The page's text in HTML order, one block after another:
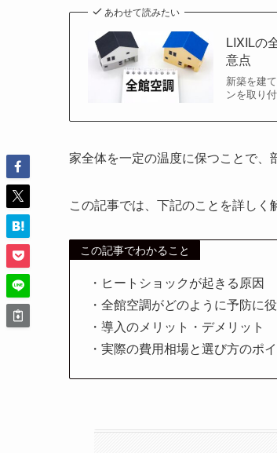
あわせて読みたい
LIXILの
意点
新築を建
ンを取り
家全体を一定の温度に保つことで、
この記事では、下記のことを詳しく
この記事でわかること
・ヒートショックが起きる原因
・全館空調がどのように予防に
・導入のメリット・デメリット
・実際の費用相場と選び方のポ